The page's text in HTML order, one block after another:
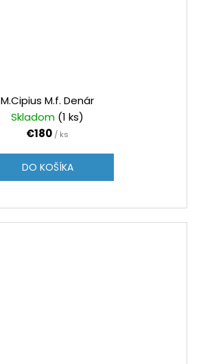
M.Cipius M.f. Denár
Skladom (1 ks)
€180 / ks
DO KOŠÍKA